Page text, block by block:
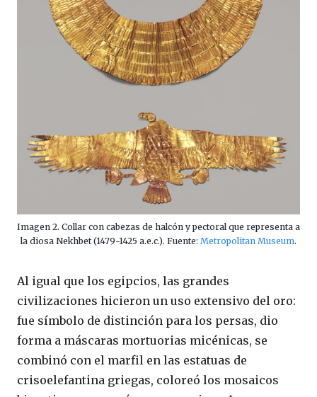
Imagen 2. Collar con cabezas de halcón y pectoral que representa a
la diosa Nekhbet (1479-1425 a.e.c.). Fuente: Metropolitan Museum.
Al igual que los egipcios, las grandes
civilizaciones hicieron un uso extensivo del oro:
fue símbolo de distinción para los persas, dio
forma a máscaras mortuorias micénicas, se
combinó con el marfil en las estatuas de
crisoelefantina griegas, coloreó los mosaicos